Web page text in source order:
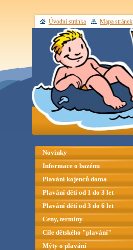
Novinky
Informace o bazénu
Plavání kojenců doma
Plavání dětí od 1 do 3 let
Plavání dětí od 3 do 6 let
Ceny, termíny
Cíle dětského "plavání"
Mýty o plavání
Úvodní stránka Mapa stránek